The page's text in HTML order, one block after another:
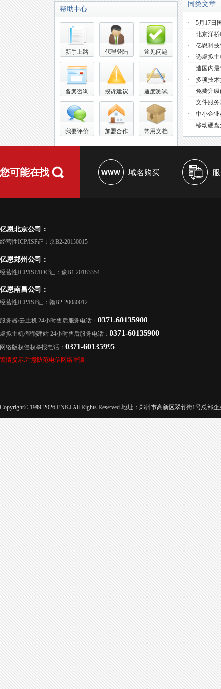
帮助中心
新手上路 代理登陆 常见问题
备案咨询 投诉建议 速度测试
我要评价 加盟合作 常用文档
同类文章
· 5月17日
· 北京洋桥
· 亿恩科
· 选虚拟主
· 造国内最
· 多项技
· 免费升级
· 文件服务
· 中小企
· 移动硬盘
您可能在找 域名购买
亿恩北京公司：
经营性ICP/ISP证：京B2-20150015
亿恩郑州公司：
经营性ICP/ISP/IDC证：豫B1-20183354
亿恩南昌公司：
经营性ICP/ISP证：赣B2-20080012
服务器/云主机 24小时售后服务电话： 0371-60135900
虚拟主机/智能建站 24小时售后服务电话： 0371-60135900
网络版权侵权举报电话： 0371-60135995
警情提示:注意防范电信网络诈骗
Copyright© 1999-2026 ENKJ All Rights Reserved 地址：郑州市高新区翠竹街1号